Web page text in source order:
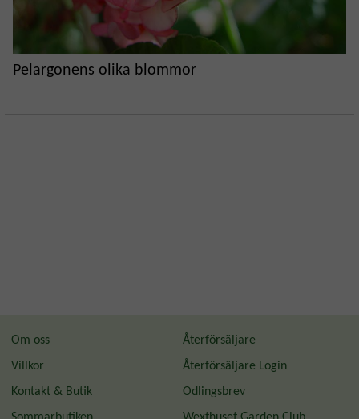
Pelargonens olika blommor
Om oss
Villkor
Kontakt & Butik
Återförsäljare
Återförsäljare Login
Odlingsbrev